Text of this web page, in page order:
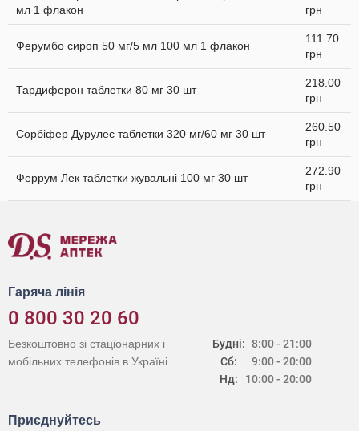
мл 1 флакон
грн
Ферумбо сироп 50 мг/5 мл 100 мл 1 флакон
111.70
грн
Тардиферон таблетки 80 мг 30 шт
218.00
грн
Сорбіфер Дурулес таблетки 320 мг/60 мг 30 шт
260.50
грн
Феррум Лек таблетки жувальні 100 мг 30 шт
272.90
грн
Гаряча лінія
0 800 30 20 60
Будні:
Сб:
Нд:
8:00 - 21:00
9:00 - 20:00
10:00 - 20:00
Безкоштовно зі стаціонарних і
мобільних телефонів в Україні
Приєднуйтесь